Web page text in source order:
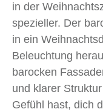
in der
spezieller. Der
in ein
Beleuchtung
barocken
und klarer
Gefühl hast, dich